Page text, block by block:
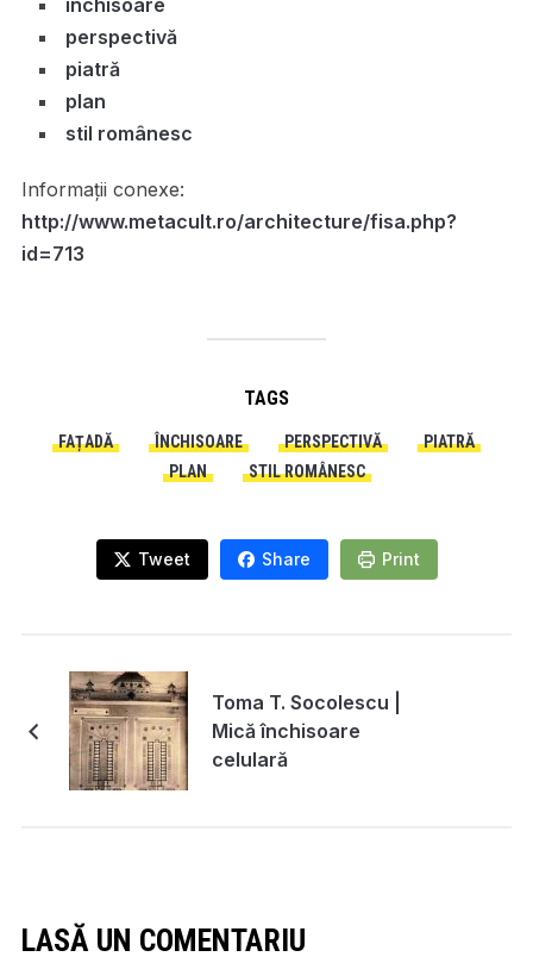
perspectivă
piatră
plan
stil românesc
Informații conexe:
http://www.metacult.ro/architecture/fisa.php?
id=713
TAGS
FAȚADĂ ÎNCHISOARE PERSPECTIVĂ
PIATRĂ
PLAN
STIL ROMÂNESC
Tweet Share Print
Toma T. Socolescu |
Mică închisoare
celulară
LASĂ UN COMENTARIU